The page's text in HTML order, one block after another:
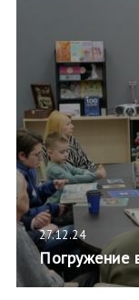
27.12.24
Погружение